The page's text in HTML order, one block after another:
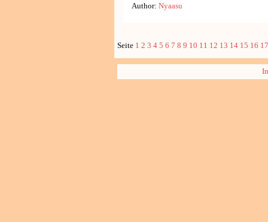
Author:Nyaasu
Seite 1 2 3 4 5 6 7 8 9 10 11 12 13 14 15 16 17